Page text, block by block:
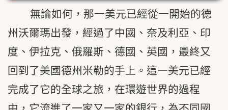
無論如何，那一美元已經從一開始的德
州沃爾瑪出發，經過了中國、奈及利亞、印
度、伊拉克、俄羅斯、德國、英國，最終又
回到了美國德州米勒的手上。這一美元已經
完成了它的全球之旅，在環遊世界的過程